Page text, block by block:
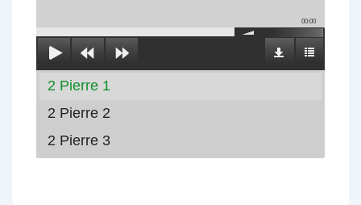
00:00
2 Pierre 1
2 Pierre 2
2 Pierre 3